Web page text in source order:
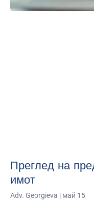
Преглед на
имот
Adv. Georgieva май 15